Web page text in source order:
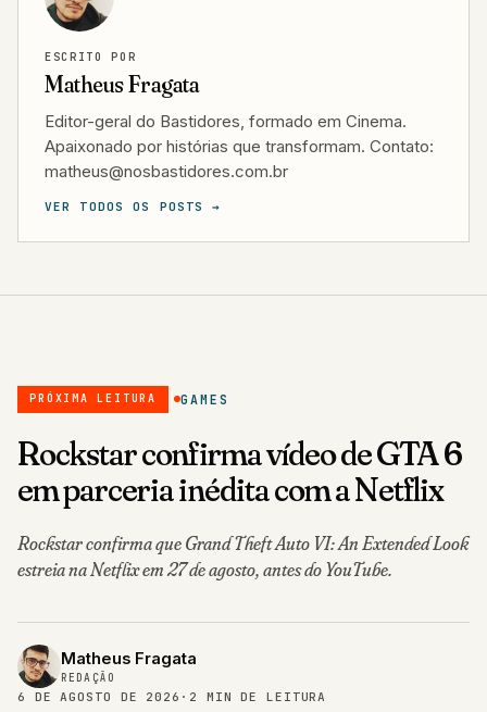
ESCRITO POR
Matheus Fragata
Editor-geral do Bastidores, formado em Cinema.
Apaixonado por histórias que transformam. Contato:
matheus@nosbastidores.com.br
VER TODOS OS POSTS →
PRÓXIMA LEITURA GAMES
Rockstar confirma vídeo de GTA 6
em parceria inédita com a Netflix
Rockstar confirma que Grand Theft Auto VI: An Extended Look
estreia na Netflix em 27 de agosto, antes do YouTube.
Matheus Fragata
REDAÇÃO
6 DE AGOSTO DE 2026 · 2 MIN DE LEITURA